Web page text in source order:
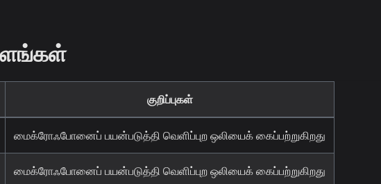
குறிப்புகள்
மைக்ரோஃபோனைப் பயன்படுத்தி வெளிப்புற ஒலியைக் கைப்பற்றுகிறது
மைக்ரோஃபோனைப் பயன்படுத்தி வெளிப்புற ஒலியைக் கைப்பற்றுகிறது